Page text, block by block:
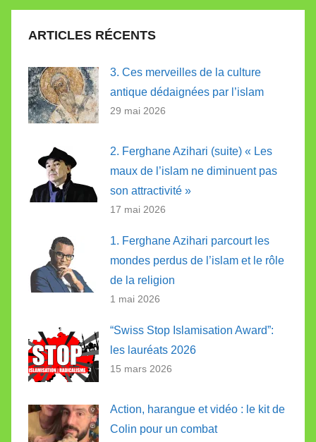
ARTICLES RÉCENTS
3. Ces merveilles de la culture
antique dédaignées par l’islam
29 mai 2026
2. Ferghane Azihari (suite) « Les
maux de l’islam ne diminuent pas
son attractivité »
17 mai 2026
1. Ferghane Azihari parcourt les
mondes perdus de l’islam et le rôle
de la religion
1 mai 2026
“Swiss Stop Islamisation Award”:
les lauréats 2026
15 mars 2026
Action, harangue et vidéo : le kit de
Colin pour un combat